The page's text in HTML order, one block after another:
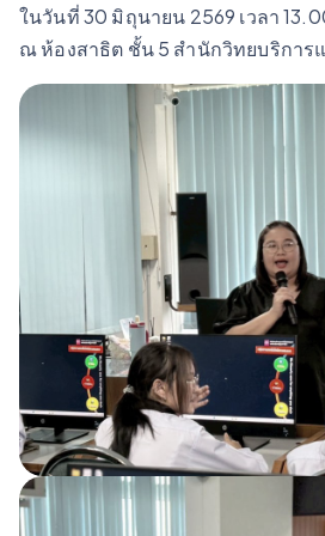
ในวันที่ 30 มิถุนายน 2569 เวลา
ณ ห้องสาธิต ชั้น 5 สำนักวิทยบริการ